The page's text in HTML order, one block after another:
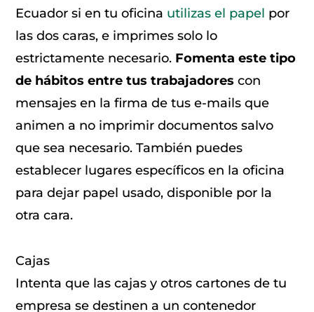
Ecuador si en tu oficina utilizas el papel por
las dos caras, e imprimes solo lo
estrictamente necesario. Fomenta este tipo
de hábitos entre tus trabajadorescon
mensajes en la firma de tus e-mails que
animen a no imprimir documentos salvo
que sea necesario. También puedes
establecer lugares específicos en la oficina
para dejar papel usado, disponible por la
otra cara.
Cajas
Intenta que las cajas y otros cartones de tu
empresa se destinen a un contenedor